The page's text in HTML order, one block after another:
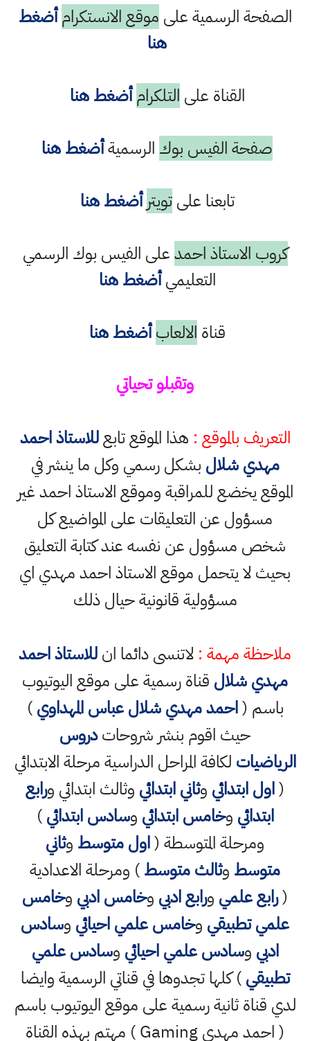
الصفحة الرسمية على موقع الانستكرام أضغط
هنا
القناة على التلكرام أضغط هنا
صفحة الفيس بوك الرسميةأضغط هنا
تابعنا علىتويتر أضغط هنا
كروب الاستاذ احمدعلى الفيس بوك الرسمي
التعليميأضغط هنا
قناة الالعاب أضغط هنا
وتقبلو تحياتي
التعريف بالموقع : هذا الموقع تابعللاستاذ احمد
مهدي شلال بشكل رسمي وكل ما ينشر في
الموقع يخضع للمراقبة وموقع الاستاذ احمد غير
مسؤول عن التعليقات على المواضيع كل
شخص مسؤول عن نفسه عند كتابة التعليق
بحيث لا يتحمل موقع الاستاذ احمد مهدي اي
مسؤولية قانونية حيال ذلك
ملاحظة مهمة : لاتنسى دائما انللاستاذ احمد
مهدي شلال قناة رسمية على موقع اليوتيوب
باسم (احمد مهدي شلال عباس المهداوي)
حيث اقوم بنشر شروحاتدروس
الرياضيات لكافة المراحل الدراسية مرحلة الابتدائي
(اول ابتدائي وثاني ابتدائي وثالث ابتدائي ورابع
ابتدائي وخامس ابتدائي وسادس ابتدائي)
ومرحلة المتوسطة (اول متوسط وثاني
متوسط وثالث متوسط) ومرحلة الاعدادية
(رابع علمي ورابع ادبي وخامس ادبي وخامس
علمي تطبيقي وخامس علمي احيائي وسادس
ادبي وسادس علمي احيائي وسادس علمي
تطبيقي) كلها تجدوها في قناتي الرسمية وايضا
لدي قناة ثانية رسمية على موقع اليوتيوب باسم
( احمد مهدي Gaming ) مهتم بهذه القناة